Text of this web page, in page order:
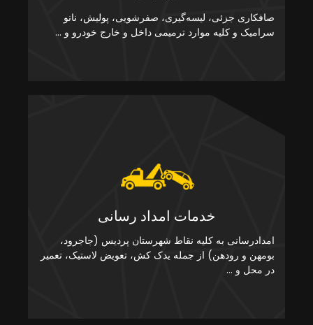
صافکاری جزئی، لیسه‌گیری، صفرشویی، پولیش، نانو
سرامیک و کلیه موارد ترمیمی داخل و خارج خودرو و ...
خدمات امداد رسانی
امدادرسانی به کلیه نقاط شهرستان پردیس (جاجرود،
بومهن و رودهن) از جمله یدک کش، تعویض لاستیک، تعمیر
در محل و ...